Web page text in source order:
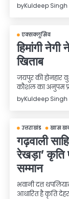
byKuldeep Singh
एक्सक्लूसिव
हिमांगी नेगी
खिताब
जयपुर की होनहार
कौशल का अनुपम
byKuldeep Singh
उत्तराखंड खास
गढ़वाली
रेखड़ा’ कृति
सम्मान
भवानी दत्त
आधारित है कृति